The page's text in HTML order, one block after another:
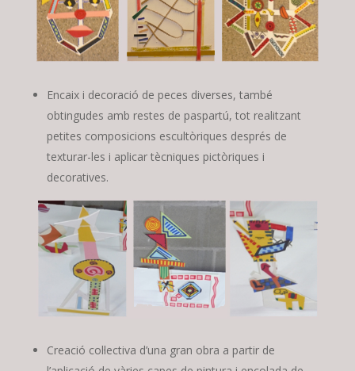
Encaix i decoració de peces diverses, també
obtingudes amb restes de paspartú, tot realitzant
petites composicions escultòriques després de
texturar-les i aplicar tècniques pictòriques i
decoratives.
Creació col·lectiva d’una gran obra a partir de